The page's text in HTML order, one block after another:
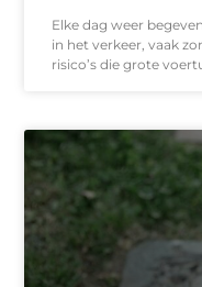
Elke dag weer
in het verkeer, vaak
risico’s die grote